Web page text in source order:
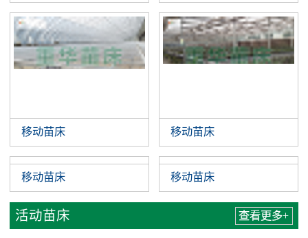
移动苗床 移动苗床
移动苗床 移动苗床
活动苗床 查看更多+